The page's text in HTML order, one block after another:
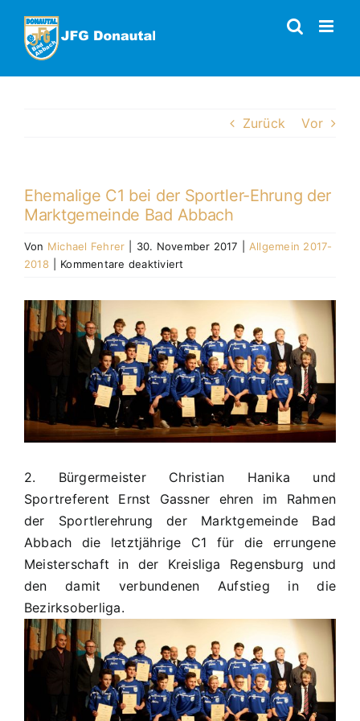
Inhalt
springen
Zurück Vor
Ehemalige C1 bei der Sportler-Ehrung der
Marktgemeinde Bad Abbach
Von Michael Fehrer 30. November 2017
Allgemein 2017-
2018
Kommentare deaktiviert
C1
der
Sportler-
Ehrung
der
Marktgemeinde
Bad
Abbach
Zeige
grösseres
Bild
2. Bürgermeister Christian Hanika und
Sportreferent Ernst Gassner ehren im Rahmen
der Sportlerehrung der Marktgemeinde Bad
Abbach die letztjährige C1 für die errungene
Meisterschaft in der Kreisliga Regensburg und
den damit verbundenen Aufstieg in die
Bezirksoberliga.